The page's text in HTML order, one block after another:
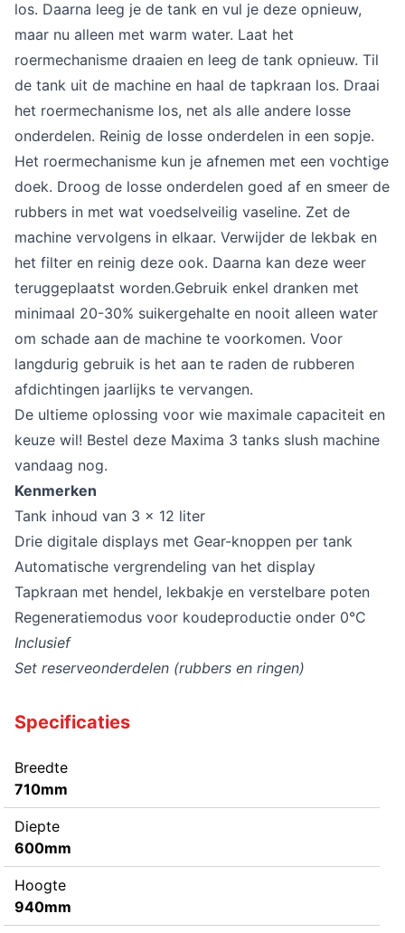
los. Daarna leeg je de tank en vul je deze opnieuw,
maar nu alleen met warm water. Laat het
roermechanisme draaien en leeg de tank opnieuw. Til
de tank uit de machine en haal de tapkraan los. Draai
het roermechanisme los, net als alle andere losse
onderdelen. Reinig de losse onderdelen in een sopje.
Het roermechanisme kun je afnemen met een vochtige
doek. Droog de losse onderdelen goed af en smeer de
rubbers in met wat voedselveilig vaseline. Zet de
machine vervolgens in elkaar. Verwijder de lekbak en
het filter en reinig deze ook. Daarna kan deze weer
teruggeplaatst worden.Gebruik enkel dranken met
minimaal 20-30% suikergehalte en nooit alleen water
om schade aan de machine te voorkomen. Voor
langdurig gebruik is het aan te raden de rubberen
afdichtingen jaarlijks te vervangen.
De ultieme oplossing voor wie maximale capaciteit en
keuze wil! Bestel deze Maxima 3 tanks slush machine
vandaag nog.
Kenmerken
Tank inhoud van 3 x 12 liter
Drie digitale displays met Gear-knoppen per tank
Automatische vergrendeling van het display
Tapkraan met hendel, lekbakje en verstelbare poten
Regeneratiemodus voor koudeproductie onder 0°C
Inclusief
Set reserveonderdelen (rubbers en ringen)
Specificaties
Breedte
710mm
Diepte
600mm
Hoogte
940mm